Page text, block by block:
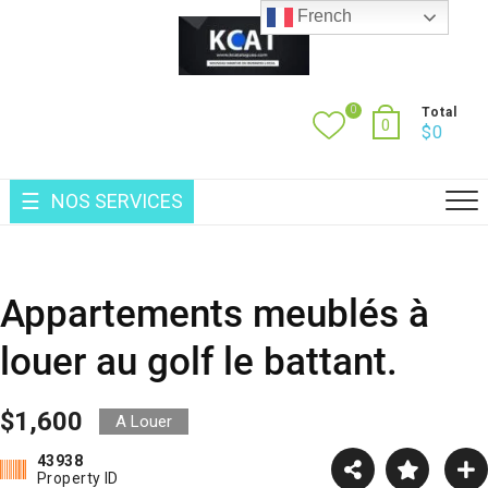
0
0
Total
$0
NOS SERVICES
Appartements meublés à
louer au golf le battant.
$1,600 A Louer
43938
Property ID
French